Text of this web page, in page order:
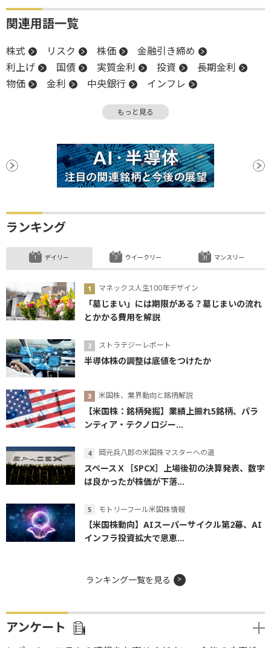
関連用語一覧
株式 リスク 株価
金融引き締め
利上げ
国債 実質金利 投資
長期金利
物価
金利 中央銀行
インフレ
地政学リスク 利下げ
もっと見る
ランキング
デイリー
マネックス人生100年デザイン
「墓じまい」には期限がある？墓じまいの流れ
とかかる費用を解説
ストラテジーレポート
半導体株の調整は底値をつけたか
米国株、業界動向と銘柄解説
【米国株：銘柄発掘】業績上振れ5銘柄、パラ
ンティア・テクノロジー...
岡元兵八郎の米国株マスターへの道
スペースＸ［SPCX］上場後初の決算発表、数字
は良かったが株価が下落...
モトリーフール米国株情報
【米国株動向】AIスーパーサイクル第2幕、AI
インフラ投資拡大で恩恵...
ウイークリー マンスリー
ランキング一覧を見る
アンケート